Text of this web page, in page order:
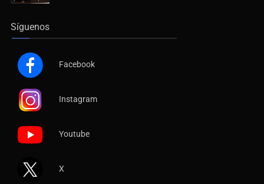
Síguenos
Facebook
Instagram
Youtube
X